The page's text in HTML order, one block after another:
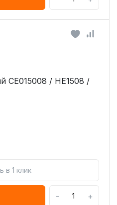
CE015008 / HE1508 /
в 1 клик
- +